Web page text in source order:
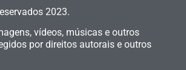
2023.
vídeos, músicas e outros
por direitos autorais e outros